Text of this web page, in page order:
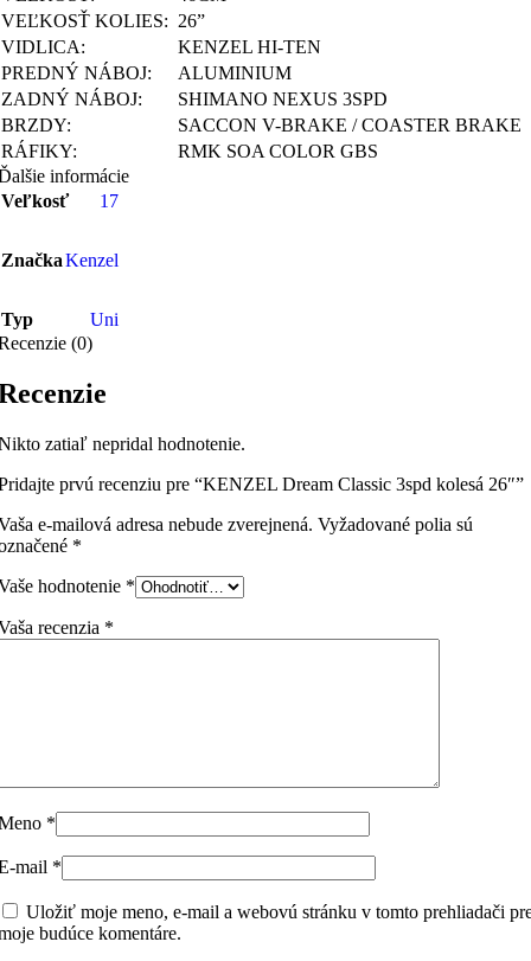
VEĽKOSŤ KOLIES: 26”
VIDLICA:
KENZEL HI-TEN
PREDNÝ NÁBOJ:
ALUMINIUM
ZADNÝ NÁBOJ:
SHIMANO NEXUS 3SPD
BRZDY:
SACCON V-BRAKE / COASTER BRAKE
RÁFIKY:
RMK SOA COLOR GBS
informácie
Veľkosť
17
ZnačkaKenzel
Typ
Uni
(0)
zatiaľ nepridal hodnotenie.
prvú recenziu pre “KENZEL Dream Classic 3spd kolesá 26″”
e-mailová adresa nebude zverejnená. Vyžadované polia sú
*
hodnotenie *
recenzia *
*
mail *
Uložiť moje meno, e-mail a webovú stránku v tomto prehliadači
budúce komentáre.